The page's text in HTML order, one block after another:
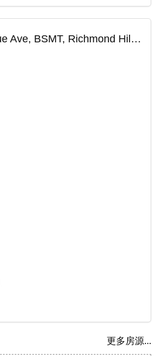
314 Palmer Avenue Ave, BSMT, Richmond Hill, ON
更多房源...